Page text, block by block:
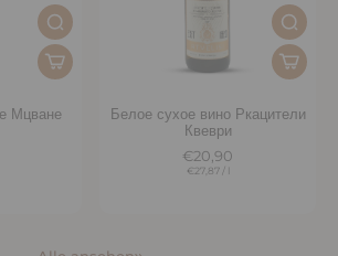
Мцване
Белое сухое вино Ркацители
Квеври
€20,90
€27,87/ l